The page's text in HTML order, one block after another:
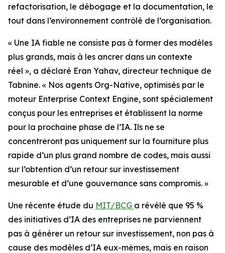
refactorisation, le débogage et la documentation, le
tout dans l’environnement contrôlé de l’organisation.
« Une IA fiable ne consiste pas à former des modèles
plus grands, mais à les ancrer dans un contexte
réel », a déclaré Eran Yahav, directeur technique de
Tabnine. « Nos agents Org-Native, optimisés par le
moteur Enterprise Context Engine, sont spécialement
conçus pour les entreprises et établissent la norme
pour la prochaine phase de l’IA. Ils ne se
concentreront pas uniquement sur la fourniture plus
rapide d’un plus grand nombre de codes, mais aussi
sur l’obtention d’un retour sur investissement
mesurable et d’une gouvernance sans compromis. »
Une récente étude du MIT/BCG a révélé que 95 %
des initiatives d’IA des entreprises ne parviennent
pas à générer un retour sur investissement, non pas à
cause des modèles d’IA eux-mêmes, mais en raison